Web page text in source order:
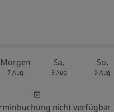
Morgen
7 Aug
Sa,
8 Aug
So,
9 Aug
nicht verfügbar